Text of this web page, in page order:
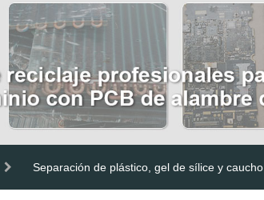
Separación de plástico, gel de sílice y caucho